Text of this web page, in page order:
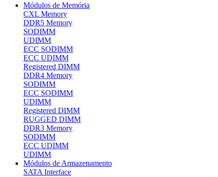
Módulos de Memória
CXL Memory
DDR5 Memory
SODIMM
UDIMM
ECC SODIMM
ECC UDIMM
Registered DIMM
DDR4 Memory
SODIMM
ECC SODIMM
UDIMM
Registered DIMM
RUGGED DIMM
DDR3 Memory
SODIMM
ECC UDIMM
UDIMM
Módulos de Armazenamento
SATA Interface